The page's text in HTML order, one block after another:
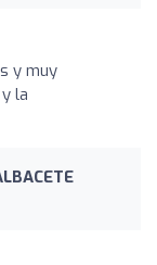
y muy
la